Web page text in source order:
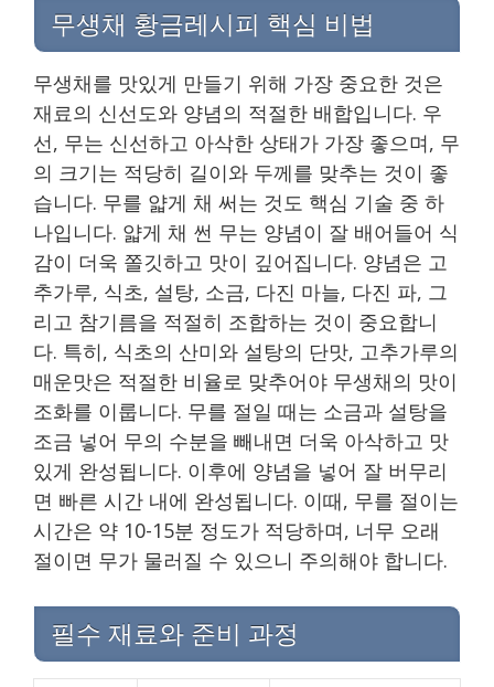
무생채 황금레시피 핵심 비법
무생채를 맛있게 만들기 위해 가장 중요한 것은
재료의 신선도와 양념의 적절한 배합입니다. 우
선, 무는 신선하고 아삭한 상태가 가장 좋으며, 무
의 크기는 적당히 길이와 두께를 맞추는 것이 좋
습니다. 무를 얇게 채 써는 것도 핵심 기술 중 하
나입니다. 얇게 채 썬 무는 양념이 잘 배어들어 식
감이 더욱 쫄깃하고 맛이 깊어집니다. 양념은 고
추가루, 식초, 설탕, 소금, 다진 마늘, 다진 파, 그
리고 참기름을 적절히 조합하는 것이 중요합니
다. 특히, 식초의 산미와 설탕의 단맛, 고추가루의
매운맛은 적절한 비율로 맞추어야 무생채의 맛이
조화를 이룹니다. 무를 절일 때는 소금과 설탕을
조금 넣어 무의 수분을 빼내면 더욱 아삭하고 맛
있게 완성됩니다. 이후에 양념을 넣어 잘 버무리
면 빠른 시간 내에 완성됩니다. 이때, 무를 절이는
시간은 약 10-15분 정도가 적당하며, 너무 오래
절이면 무가 물러질 수 있으니 주의해야 합니다.
필수 재료와 준비 과정